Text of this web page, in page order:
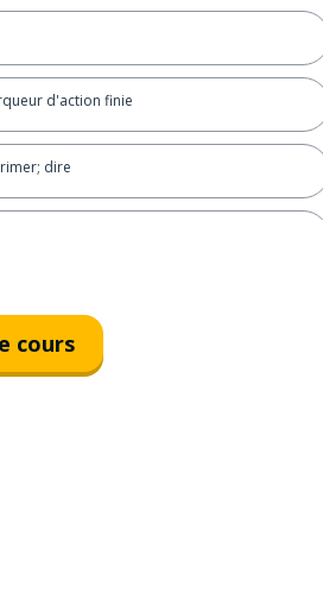
d'action finie
dire
cours